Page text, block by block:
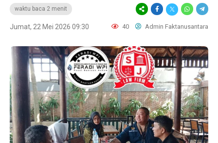
waktu baca 2 menit
Jumat, 22 Mei 2026 09:30 40 Admin Faktanusantara